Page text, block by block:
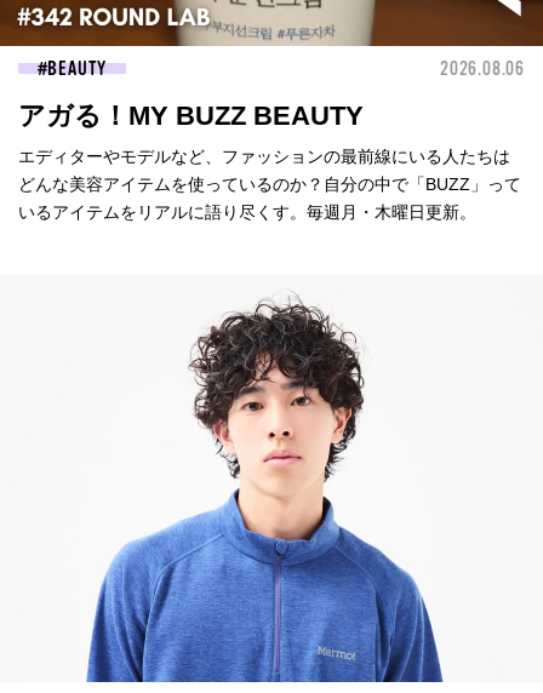
BEAUTY 2026.08.06
アガる！MY BUZZ BEAUTY
エディターやモデルなど、ファッションの最前線にいる人たちは
どんな美容アイテムを使っているのか？自分の中で「BUZZ」って
いるアイテムをリアルに語り尽くす。毎週月・木曜日更新。